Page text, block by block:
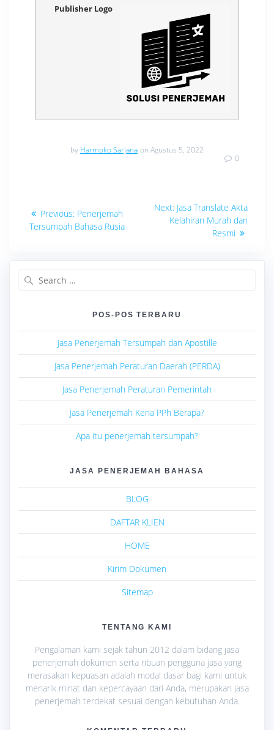
Publisher Logo
by Harmoko Sarjana on Agustus 5, 2022
0
pos
Previous: Previous
post:
Penerjemah
Tersumpah Bahasa Rusia
Next: Next
post:
Jasa Translate Akta
Kelahiran Murah dan
Resmi
POS-POS TERBARU
Jasa Penerjemah Tersumpah dan Apostille
Jasa Penerjemah Peraturan Daerah (PERDA)
Jasa Penerjemah Peraturan Pemerintah
Jasa Penerjemah Kena PPh Berapa?
Apa itu penerjemah tersumpah?
JASA PENERJEMAH BAHASA
BLOG
DAFTAR KLIEN
HOME
Kirim Dokumen
Sitemap
TENTANG KAMI
Pengalaman kami sejak tahun 2012 dalam bidang jasa
penerjemah dokumen serta ribuan pengguna jasa yang
merasakan kepuasan adalah modal dasar bagi kami untuk
menarik minat dan kepercayaan dari Anda, merupakan jasa
penerjemah terdekat sesuai dengan kebutuhan Anda.